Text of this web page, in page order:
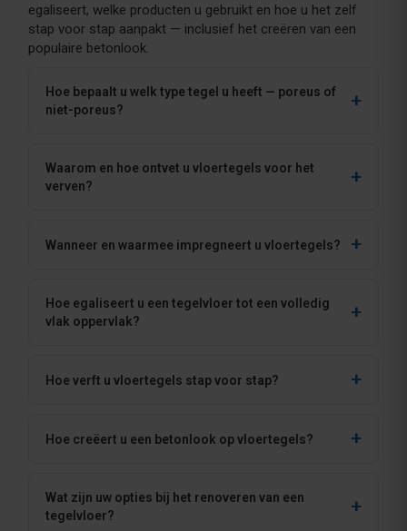
egaliseert, welke producten u gebruikt en hoe u het zelf
stap voor stap aanpakt — inclusief het creëren van een
populaire betonlook.
Hoe bepaalt u welk type tegel u heeft — poreus of
niet-poreus?
Waarom en hoe ontvet u vloertegels voor het
verven?
Wanneer en waarmee impregneert u vloertegels?
Hoe egaliseert u een tegelvloer tot een volledig
vlak oppervlak?
Hoe verft u vloertegels stap voor stap?
Hoe creëert u een betonlook op vloertegels?
Wat zijn uw opties bij het renoveren van een
tegelvloer?